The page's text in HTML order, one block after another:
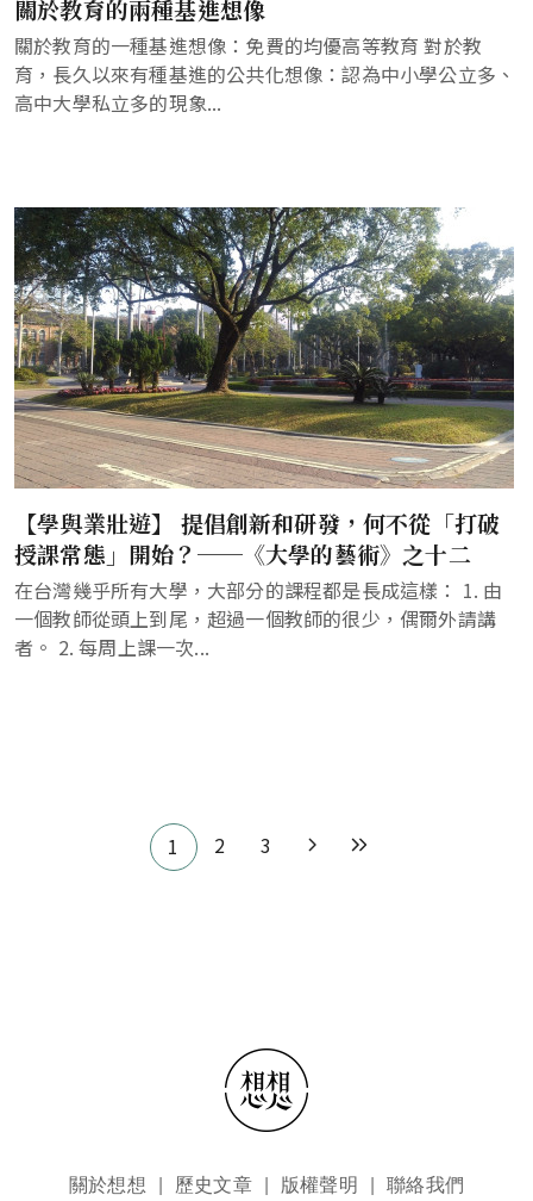
關於教育的兩種基進想像
關於教育的一種基進想像：免費的均優高等教育 對於教
育，長久以來有種基進的公共化想像：認為中小學公立多、
高中大學私立多的現象...
【學與業壯遊】 提倡創新和研發，何不從「打破
授課常態」開始？──《大學的藝術》之十二
在台灣幾乎所有大學，大部分的課程都是長成這樣： 1. 由
一個教師從頭上到尾，超過一個教師的很少，偶爾外請講
者。 2. 每周上課一次...
Pagination 1 2 3
頁尾選單關於想想 歷史文章 版權聲明 聯絡我們